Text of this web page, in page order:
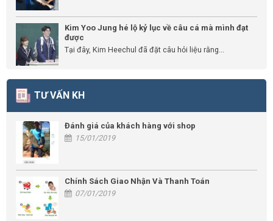
Kim Yoo Jung hé lộ kỷ lục về câu cá mà mình đạt
được
Tại đây, Kim Heechul đã đặt câu hỏi liệu rằng...
TƯ VẤN KH
Đánh giá của khách hàng với shop
15/01/2019
Chính Sách Giao Nhận Và Thanh Toán
07/01/2019